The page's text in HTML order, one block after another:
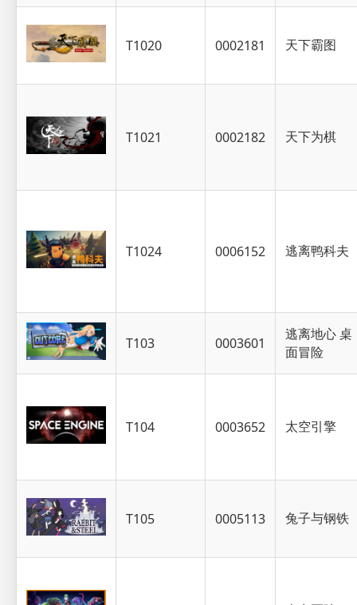
T1020 0002181 天下霸图
T1021 0002182 天下为棋
T1024 0006152 逃离鸭科夫
T103 0003601
逃离地心 桌
面冒险
T104 0003652 太空引擎
T105 0005113 兔子与钢铁